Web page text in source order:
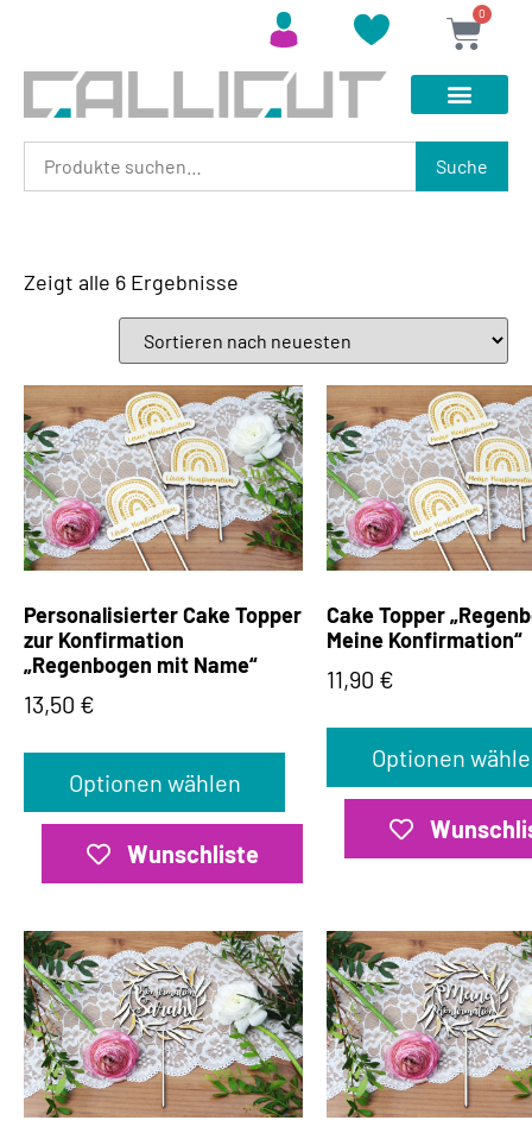
0
Suche
Zeigt alle 6 Ergebnisse
Personalisierter Cake Topper
zur Konfirmation
„Regenbogen mit Name“
13,50 €
Optionen wählen
Wunschliste
Cake Topper
Meine Konfirmation“
11,90 €
Optionen